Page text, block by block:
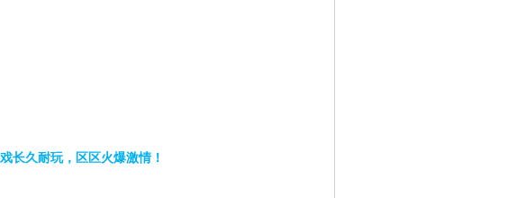
长久耐玩，区区火爆激情！